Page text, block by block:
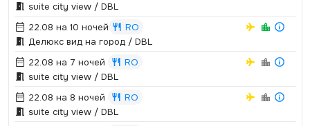
suite city view / DBL
22.08 на 10 ночей
RO
Делюкс вид на город / DBL
22.08 на 7 ночей
RO
suite city view / DBL
22.08 на 8 ночей
RO
suite city view / DBL